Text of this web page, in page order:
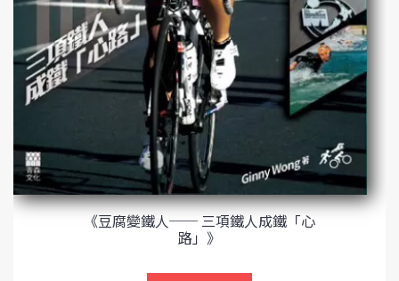
《豆腐變鐵人── 三項鐵人成鐵「心
路」》